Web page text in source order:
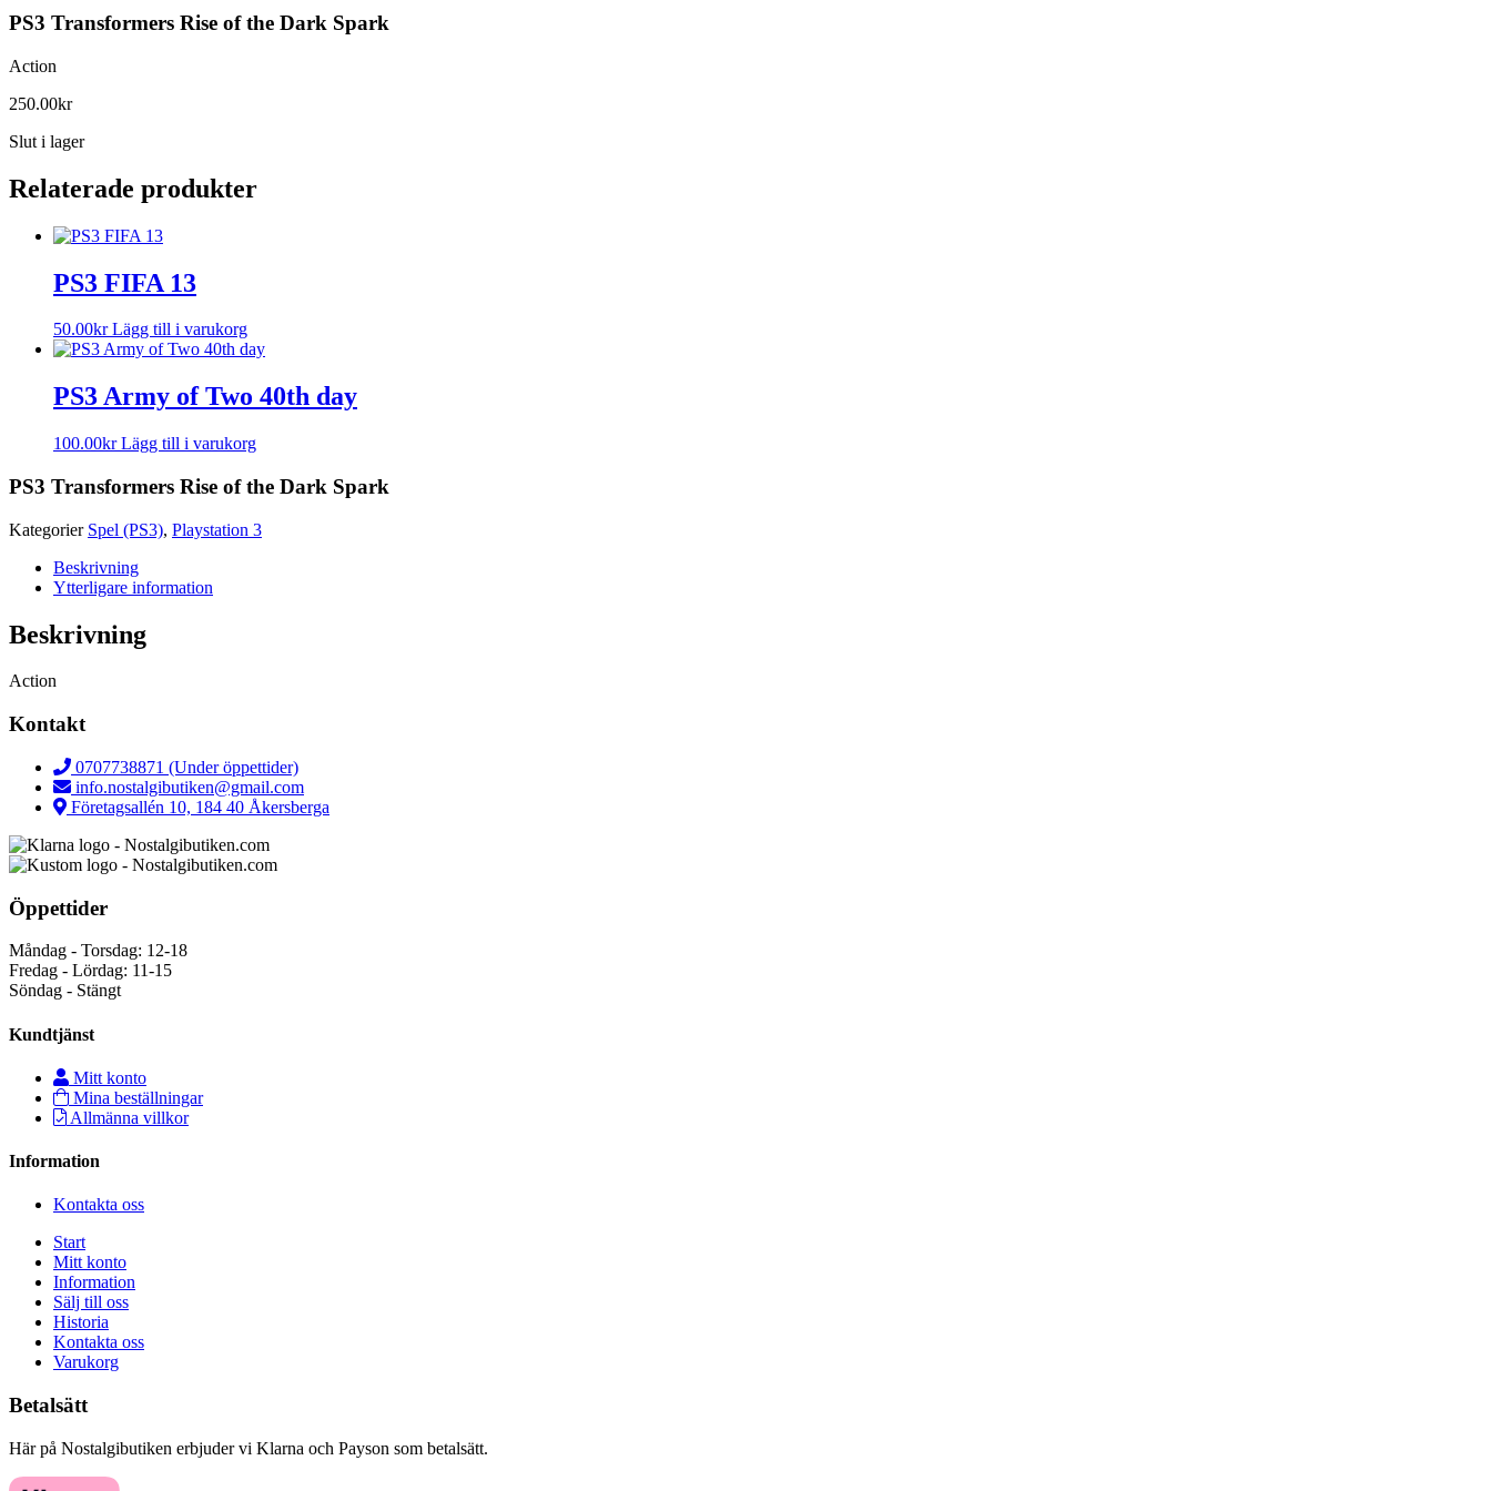
PS3 Transformers Rise of the Dark Spark
Action
250.00kr
Slut i lager
Relaterade produkter
PS3 FIFA 13
50.00kr Lägg till i varukorg
PS3 Army of Two 40th day
100.00kr Lägg till i varukorg
PS3 Transformers Rise of the Dark Spark
Kategorier Spel (PS3), Playstation 3
Beskrivning
Ytterligare information
Beskrivning
Action
Kontakt
0707738871 (Under öppettider)
info.nostalgibutiken@gmail.com
Företagsallén 10, 184 40 Åkersberga
Öppettider
Måndag - Torsdag: 12-18
Fredag - Lördag: 11-15
Söndag - Stängt
Kundtjänst
Mitt konto
Mina beställningar
Allmänna villkor
Information
Kontakta oss
Start
Mitt konto
Information
Sälj till oss
Historia
Kontakta oss
Varukorg
Betalsätt
Här på Nostalgibutiken erbjuder vi Klarna och Payson som betalsätt.